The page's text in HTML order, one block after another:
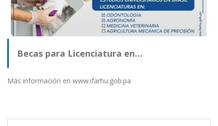
Becas para Licenciatura en…
Más información en www.ifarhu.gob.pa